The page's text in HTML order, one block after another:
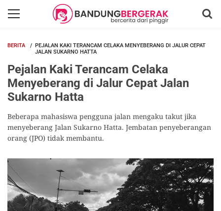
BERITA
PEJALAN KAKI TERANCAM CELAKA MENYEBERANG DI JALUR CEPAT
JALAN SUKARNO HATTA
Pejalan Kaki Terancam Celaka
Menyeberang di Jalur Cepat Jalan
Sukarno Hatta
Beberapa mahasiswa pengguna jalan mengaku takut jika
menyeberang Jalan Sukarno Hatta. Jembatan penyeberangan
orang (JPO) tidak membantu.